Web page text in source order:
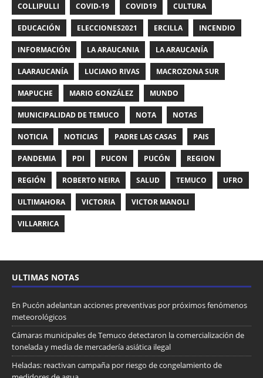
COLLIPULLI COVID-19 COVID19 CULTURA
EDUCACIÓN ELECCIONES2021 ERCILLA INCENDIO
INFORMACIÓN LA ARAUCANIA LA ARAUCANÍA
LAARAUCANÍA LUCIANO RIVAS MACROZONA SUR
MAPUCHE MARIO GONZÁLEZ MUNDO
MUNICIPALIDAD DE TEMUCO NOTA NOTAS
NOTICIA NOTICIAS PADRE LAS CASAS PAIS
PANDEMIA PDI PUCON PUCÓN REGION
REGIÓN ROBERTO NEIRA SALUD TEMUCO UFRO
ULTIMAHORA VICTORIA VICTOR MANOLI
VILLARRICA
ULTIMAS NOTAS
En Pucón adelantan acciones preventivas por próximos fenómenos
meteorológicos
Cámaras municipales de Temuco detectaron la comercialización de
tonelada y media de mercadería asiática ilegal
Heladas: reactivan campaña por riesgo de congelamiento de